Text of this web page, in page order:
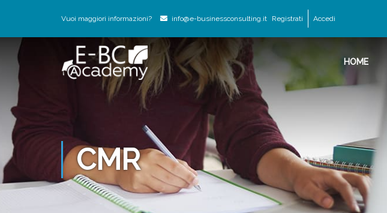
Vuoi maggiori informazioni? info@e-businessconsulting.it Registrati Accedi
HOME
CMR